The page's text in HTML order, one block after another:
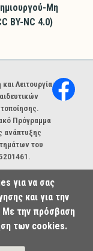
Μη
BY-NC 4.0)
Λειτουργία:
Πρόγραμμα
ανάπτυξης
του
για να σας
και για την
Με την πρόσβαση
των cookies.